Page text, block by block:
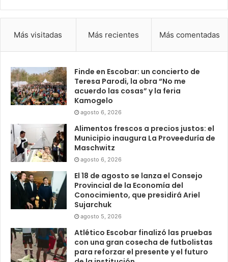
Más visitadas Más recientes Más comentadas
Finde en Escobar: un concierto de
Teresa Parodi, la obra “No me
acuerdo las cosas” y la feria
Kamogelo
agosto 6, 2026
Alimentos frescos a precios justos: el
Municipio inaugura La Proveeduría de
Maschwitz
agosto 6, 2026
El 18 de agosto se lanza el Consejo
Provincial de la Economía del
Conocimiento, que presidirá Ariel
Sujarchuk
agosto 5, 2026
Atlético Escobar finalizó las pruebas
con una gran cosecha de futbolistas
para reforzar el presente y el futuro